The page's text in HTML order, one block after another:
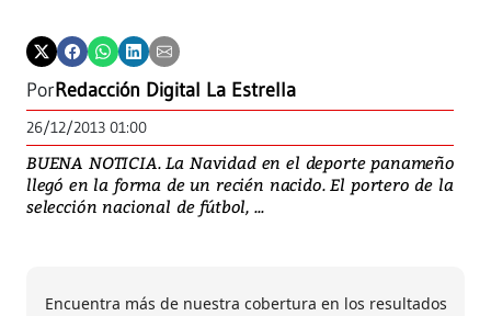
PorRedacción Digital La Estrella
26/12/2013 01:00
BUENA NOTICIA. La Navidad en el deporte panameño
llegó en la forma de un recién nacido. El portero de la
selección nacional de fútbol, ...
Encuentra más de nuestra cobertura en los resultados